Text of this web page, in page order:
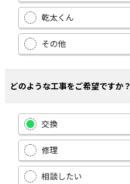
乾太くん
その他
どのような工事をご希望ですか？
交換
修理
相談したい